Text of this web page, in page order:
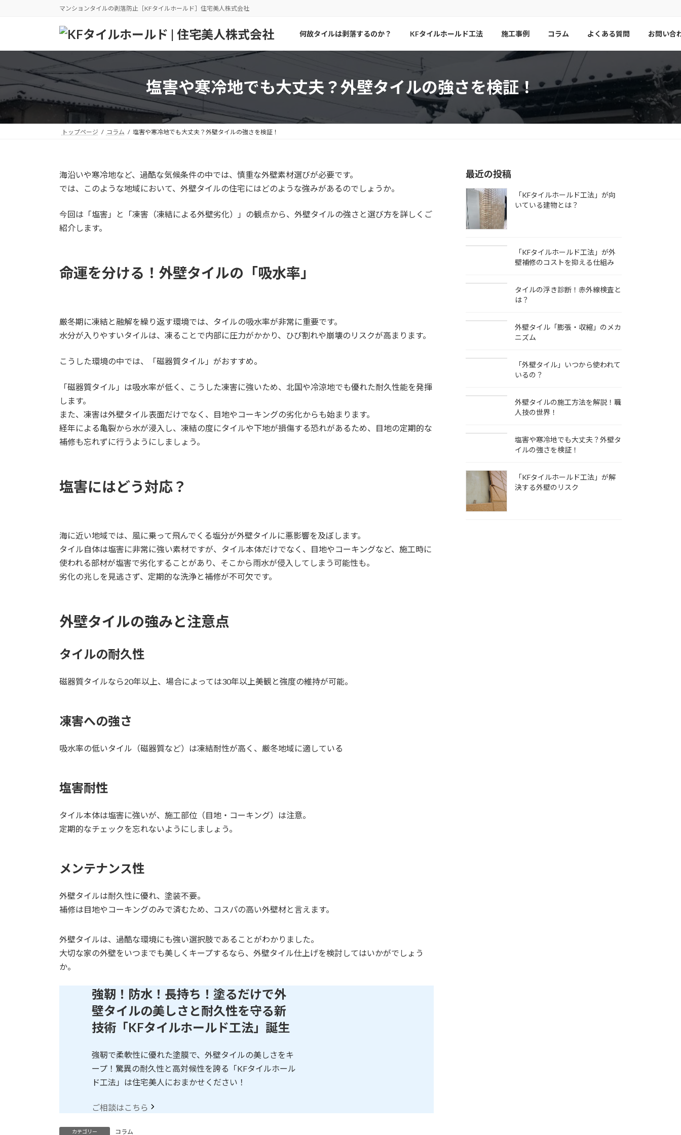
ッ
プ
移
動
マンションタイルの剥落防止［KFタイルホールド］住宅美人株式会社
何故タイルは剥落するのか？ KFタイルホールド工法 施工事例 コラム よくある質問 お問い合
塩害や寒冷地でも大丈夫？外壁タイルの強さを検証！
トップページ コラム 塩害や寒冷地でも大丈夫？外壁タイルの強さを検証！
海沿いや寒冷地など、過酷な気候条件の中では、慎重な外壁素材選びが必要です。
では、このような地域において、外壁タイルの住宅にはどのような強みがあるのでしょうか。
今回は「塩害」と「凍害（凍結による外壁劣化）」の観点から、外壁タイルの強さと選び方を詳しくご
紹介します。
命運を分ける！外壁タイルの「吸水率」
厳冬期に凍結と融解を繰り返す環境では、タイルの吸水率が非常に重要です。
水分が入りやすいタイルは、凍ることで内部に圧力がかかり、ひび割れや崩壊のリスクが高まります。
こうした環境の中では、「磁器質タイル」がおすすめ。
「磁器質タイル」は吸水率が低く、こうした凍害に強いため、北国や冷涼地でも優れた耐久性能を発揮
します。
また、凍害は外壁タイル表面だけでなく、目地やコーキングの劣化からも始まります。
経年による亀裂から水が浸入し、凍結の度にタイルや下地が損傷する恐れがあるため、目地の定期的な
補修も忘れずに行うようにしましょう。
塩害にはどう対応？
海に近い地域では、風に乗って飛んでくる塩分が外壁タイルに悪影響を及ぼします。
タイル自体は塩害に非常に強い素材ですが、タイル本体だけでなく、目地やコーキングなど、施工時に
使われる部材が塩害で劣化することがあり、そこから雨水が侵入してしまう可能性も。
劣化の兆しを見逃さず、定期的な洗浄と補修が不可欠です。
外壁タイルの強みと注意点
タイルの耐久性
磁器質タイルなら20年以上、場合によっては30年以上美観と強度の維持が可能。
凍害への強さ
吸水率の低いタイル（磁器質など）は凍結耐性が高く、厳冬地域に適している
塩害耐性
タイル本体は塩害に強いが、施工部位（目地・コーキング）は注意。
定期的なチェックを忘れないようにしましょう。
メンテナンス性
外壁タイルは耐久性に優れ、塗装不要。
補修は目地やコーキングのみで済むため、コスパの高い外壁材と言えます。
外壁タイルは、過酷な環境にも強い選択肢であることがわかりました。
大切な家の外壁をいつまでも美しくキープするなら、外壁タイル仕上げを検討してはいかがでしょう
か。
強靭！防水！長持ち！塗るだけで外
壁タイルの美しさと耐久性を守る新
技術「KFタイルホールド工法」誕生
強靭で柔軟性に優れた塗膜で、外壁タイルの美しさをキ
ープ！驚異の耐久性と高対候性を誇る「KFタイルホール
ド工法」は住宅美人におまかせください！
ご相談はこちら
カテゴリー コラム
最近の投稿
「KFタイルホールド工法」が向
いている建物とは？
「KFタイルホールド工法」が外
壁補修のコストを抑える仕組み
タイルの浮き診断！赤外線検査と
は？
外壁タイル「膨張・収縮」のメカ
ニズム
「外壁タイル」いつから使われて
いるの？
外壁タイルの施工方法を解説！職
人技の世界！
塩害や寒冷地でも大丈夫？外壁タ
イルの強さを検証！
「KFタイルホールド工法」が解
決する外壁のリスク